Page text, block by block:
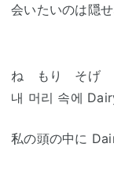
会いたいのは隠
ね もり そげ
내 머리 속에
私の頭の中に